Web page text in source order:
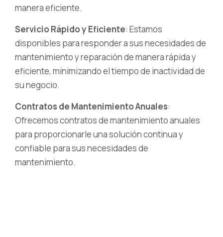
manera eficiente.
Servicio Rápido y Eficiente: Estamos
disponibles para responder a sus necesidades de
mantenimiento y reparación de manera rápida y
eficiente, minimizando el tiempo de inactividad de
su negocio.
Contratos de Mantenimiento Anuales:
Ofrecemos contratos de mantenimiento anuales
para proporcionarle una solución continua y
confiable para sus necesidades de
mantenimiento.